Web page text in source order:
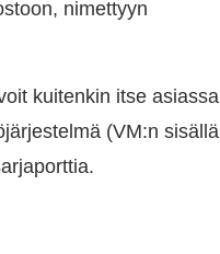
nimettyyn
kuitenkin itse asiassa
(VM:n sisällä